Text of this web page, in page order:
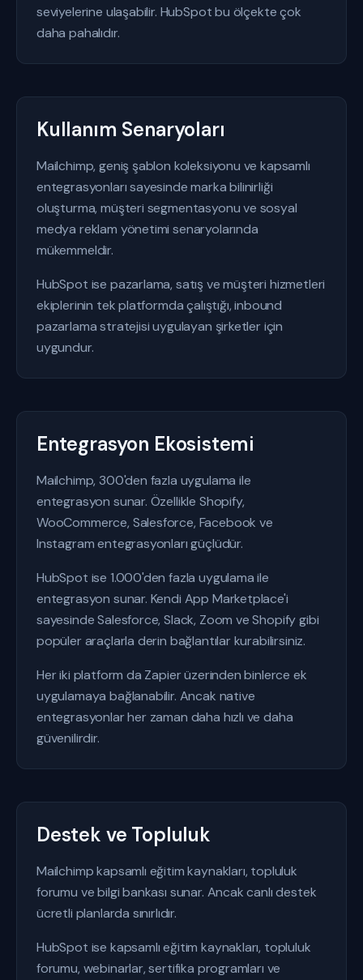
seviyelerine ulaşabilir. HubSpot bu ölçekte çok
daha pahalıdır.
Kullanım Senaryoları
Mailchimp, geniş şablon koleksiyonu ve kapsamlı
entegrasyonları sayesinde marka bilinirliği
oluşturma, müşteri segmentasyonu ve sosyal
medya reklam yönetimi senaryolarında
mükemmeldir.
HubSpot ise pazarlama, satış ve müşteri hizmetleri
ekiplerinin tek platformda çalıştığı, inbound
pazarlama stratejisi uygulayan şirketler için
uygundur.
Entegrasyon Ekosistemi
Mailchimp, 300'den fazla uygulama ile
entegrasyon sunar. Özellikle Shopify,
WooCommerce, Salesforce, Facebook ve
Instagram entegrasyonları güçlüdür.
HubSpot ise 1.000'den fazla uygulama ile
entegrasyon sunar. Kendi App Marketplace'i
sayesinde Salesforce, Slack, Zoom ve Shopify gibi
popüler araçlarla derin bağlantılar kurabilirsiniz.
Her iki platform da Zapier üzerinden binlerce ek
uygulamaya bağlanabilir. Ancak native
entegrasyonlar her zaman daha hızlı ve daha
güvenilirdir.
Destek ve Topluluk
Mailchimp kapsamlı eğitim kaynakları, topluluk
forumu ve bilgi bankası sunar. Ancak canlı destek
ücretli planlarda sınırlıdır.
HubSpot ise kapsamlı eğitim kaynakları, topluluk
forumu, webinarlar, sertifika programları ve